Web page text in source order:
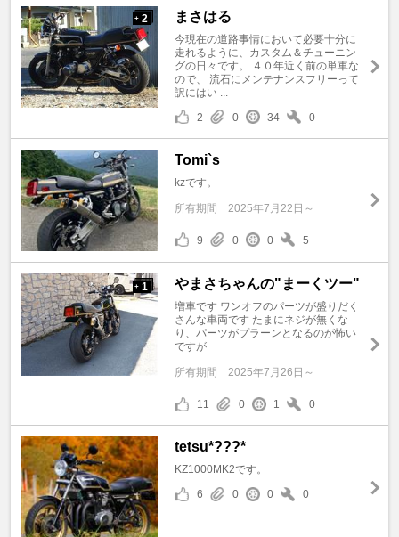
+ 2 まさはる
今現在の道路事情において必要十分に
走れるように、カスタム＆チューニン
グの日々です。 ４０年近く前の単車な
ので、 流石にメンテナンスフリーって
訳にはい ...
2
0 34 0
Tomi`s
kzです。
所有期間 2025年7月22日～
9 0 0 5
+ 1 やまさちゃんの"まーくツー"
増車です ワンオフのパーツが盛りだく
さんな車両です たまにネジが無くな
り、パーツがプラーンとなるのが怖い
ですが
所有期間 2025年7月26日～
11 0 1 0
tetsu*???*
KZ1000MK2です。
6
0 0 0